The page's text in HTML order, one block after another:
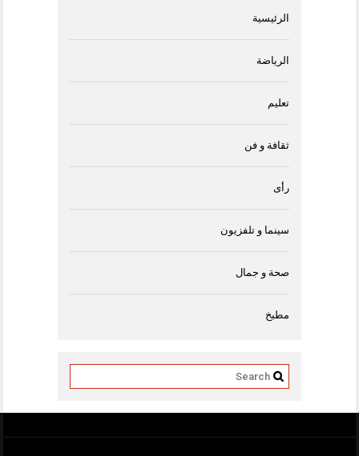
الرئيسية
الرياضة
تعليم
ثقافة و فن
رأى
سينما و تلفزيون
صحة و جمال
مطبخ